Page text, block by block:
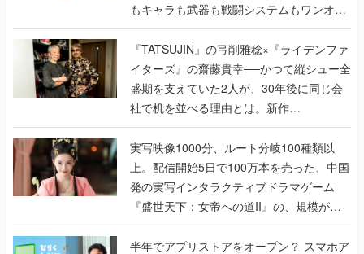
もキャラも武器も戦闘システムもワンオフ
で作り込まれた理由を両ディレクターに聞
く
『TATSUJIN』の弓削雅稔×『ライデンファ
イターズ』の齋藤貴幸──かつて縦シュー全
盛期を支えていた2人が、30年後に同じ会
社で机を並べる理由とは。新作
『TATSUJIN EXTREME』で初タッグを組
んだレジェンド2人に訊く開発秘話
実写映像1000分、ルート分岐100種類以
上。配信開始5日で100万本を売った、中国
発の実写インタラクティブドラマゲーム
『盛世天下：女帝への道II』の、規模が違
うこだわりをプロデューサーに聞いた
半年でアプリストアをオープン？ スマホア